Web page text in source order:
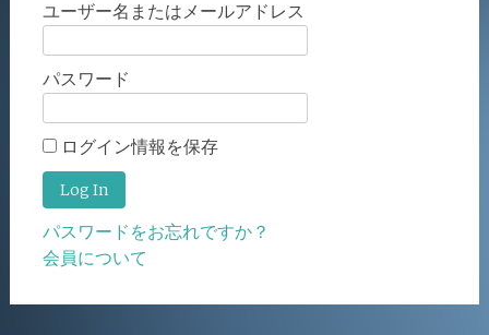
ユーザー名またはメールアドレス
パスワード
ログイン情報を保存
パスワードをお忘れですか？
会員について